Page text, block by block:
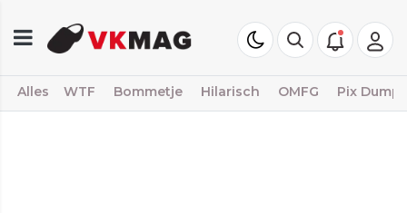
Alles WTF Bommetje Hilarisch OMFG Pix Dump